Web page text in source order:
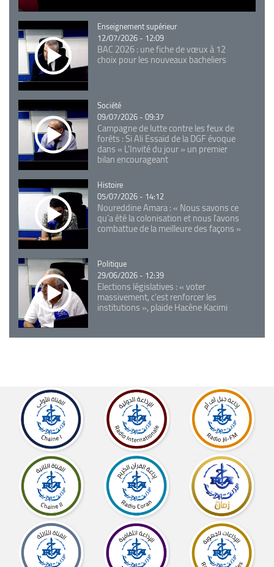
Catégorie
Enseignement supérieur
12/07/2026 - 12:09
BAC 2026 : une fiche de vœux à 12
choix pour les nouveaux bacheliers
Catégorie
Société
09/07/2026 - 09:37
Campagne de lutte contre les feux de
forêts : Si Ali Essaid de la DGF évoque
dans « L'Invité du jour » un premier
bilan encourageant
Catégorie
Histoire
05/07/2026 - 14:12
Noureddine Amara : « Nous savons ce
qu’a été la colonisation et nous l’avons
combattue de la meilleure des façons »
Catégorie
Politique
29/06/2026 - 12:39
Elections législatives : « voter
massivement, c'est renforcer les
institutions », plaide Hacène Kacimi